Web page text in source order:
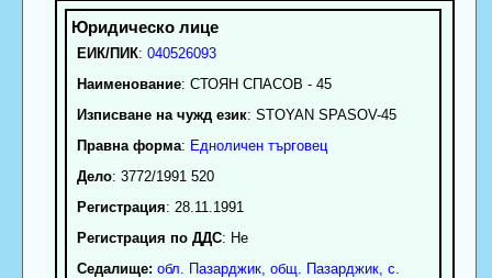
ЕИК/ПИК: 040526093
Наименование: СТОЯН СПАСОВ - 45
Изписване на чужд език: STOYAN SPASOV-45
Правна форма: Едноличен търговец
Дело: 3772/1991 520
Регистрация: 28.11.1991
Регистрация по ДДС: Нe
Седалище: обл. Пазарджик, общ. Пазарджик, с.